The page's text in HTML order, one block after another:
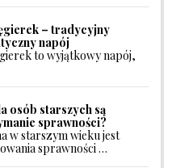
– tradycyjny
napój
to wyjątkowy napój,
osób starszych są
sprawności?
w starszym wieku jest
sprawności …